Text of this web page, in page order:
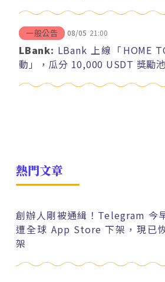
一般公告 08/05 21:00
LBank: LBank 上線「HOME
動」，瓜分 10,000 USDT 獎勵池
熱門文章
創辦人剛被通緝！Telegram 今
遭全球 App Store 下架，現已
架